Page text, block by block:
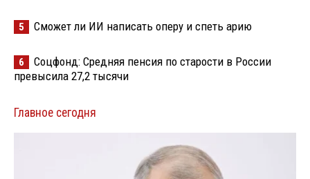
5 Сможет ли ИИ написать оперу и спеть арию
6
Соцфонд: Средняя пенсия по старости в России
превысила 27,2 тысячи
Главное сегодня